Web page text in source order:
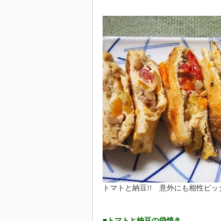
トマトと納豆!! 意外にも相性ピッ